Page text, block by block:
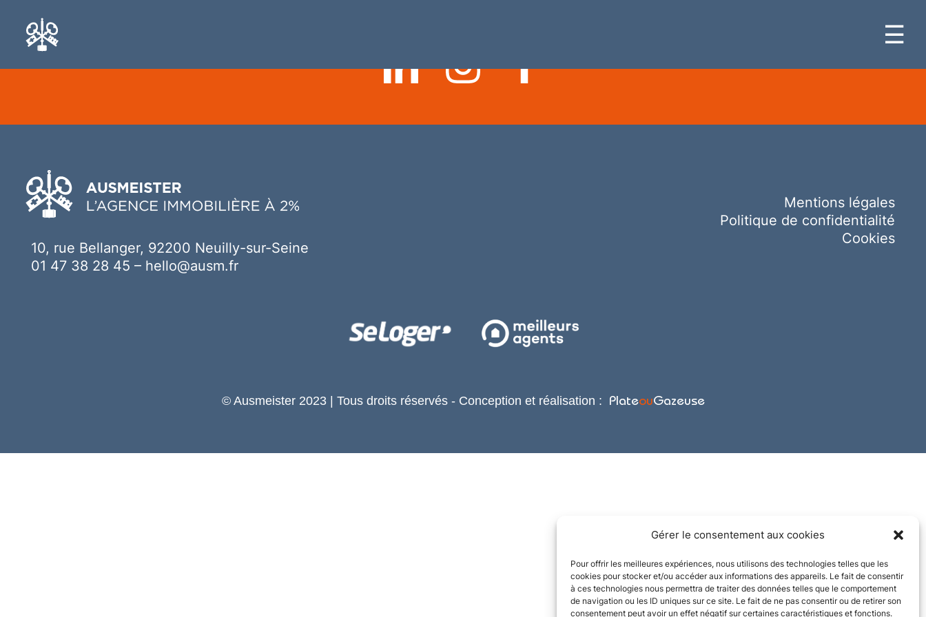
Gérer le consentement aux cookies
Pour offrir les meilleures expériences, nous utilisons des technologies telles que les
cookies pour stocker et/ou accéder aux informations des appareils. Le fait de consentir
à ces technologies nous permettra de traiter des données telles que le comportement
de navigation ou les ID uniques sur ce site. Le fait de ne pas consentir ou de retirer son
consentement peut avoir un effet négatif sur certaines caractéristiques et fonctions.
☰
10, rue Bellanger, 92200 Neuilly-sur-Seine
01 47 38 28 45 – hello@ausm.fr
Mentions légales
Politique de confidentialité
Cookies
© Ausmeister 2023 | Tous droits réservés - Conception et réalisation : PlateouGazeuse